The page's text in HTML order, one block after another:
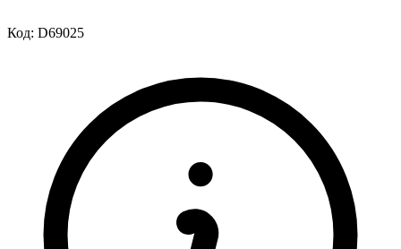
Код: D69025